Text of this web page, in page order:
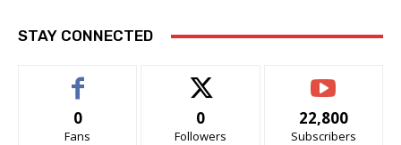
STAY CONNECTED
0
Fans
0
Followers
22,800
Subscribers